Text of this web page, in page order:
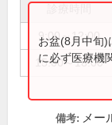
9:00～12:00
15:00～18:00
お盆(8月中旬)
に必ず医療機
備考: メー